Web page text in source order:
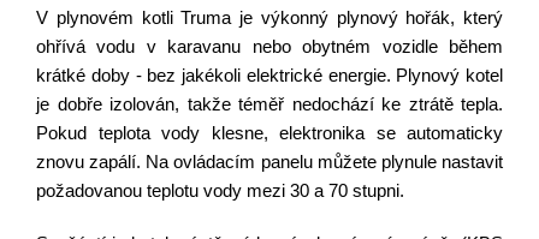
V plynovém kotli Truma je výkonný plynový hořák, který
ohřívá vodu v karavanu nebo obytném vozidle během
krátké doby - bez jakékoli elektrické energie. Plynový kotel
je dobře izolován, takže téměř nedochází ke ztrátě tepla.
Pokud teplota vody klesne, elektronika se automaticky
znovu zapálí. Na ovládacím panelu můžete plynule nastavit
požadovanou teplotu vody mezi 30 a 70 stupni.